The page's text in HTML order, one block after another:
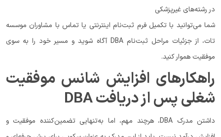
در رشته‌های غیرپزشکی
شما می‌توانید با تکمیل فرم ثبت‌نام اینترنتی یا تماس با مشاوران موسسه
تات، از جزئیات مراحل ثبت‌نام DBA آگاه شوید و مسیر خود را به سوی
موفقیت هموار کنید.
راهکارهای افزایش شانس موفقیت
شغلی پس از دریافت DBA
داشتن مدرک DBA، هرچند مهم، اما به‌تنهایی تضمین‌کننده موفقیت و